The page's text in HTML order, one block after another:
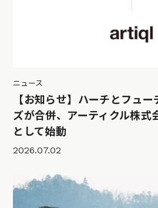
ニュース
【お知らせ】ハーチとフュ
ズが合併、アーティクル株式
として始動
2026.07.02